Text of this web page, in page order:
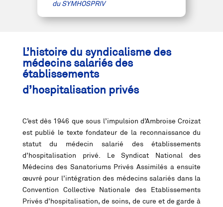
du SYMHOSPRIV
L’histoire du syndicalisme des
médecins salariés des
établissements
d’hospitalisation privés
C’est dès 1946 que sous l’impulsion d’Ambroise Croizat
est publié le texte fondateur de la reconnaissance du
statut du médecin salarié des établissements
d’hospitalisation privé. Le Syndicat National des
Médecins des Sanatoriums Privés Assimilés a ensuite
œuvré pour l’intégration des médecins salariés dans la
Convention Collective Nationale des Etablissements
Privés d’hospitalisation, de soins, de cure et de garde à